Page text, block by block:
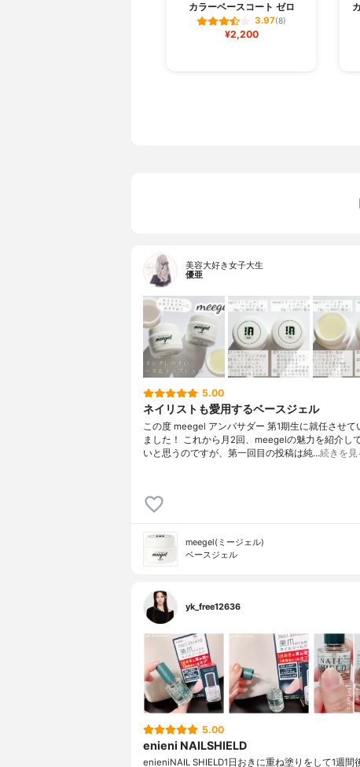
カラーベースコート ゼロ
3.97(8)
¥2,200
美容大好き女子大生
優亜
5.00
ネイリストも愛用するベースジェル
この度 meegel アンバサダー 第1期生に就任させて
ました！ これから月2回、meegelの魅力を紹介し
いと思うのですが、第一回目の投稿は純…続きを見
meegel(ミージェル)
ベースジェル
yk_free12636
5.00
enieni NAILSHIELD
enieniNAIL SHIELD⁡1日おきに重ね塗りをして1週間